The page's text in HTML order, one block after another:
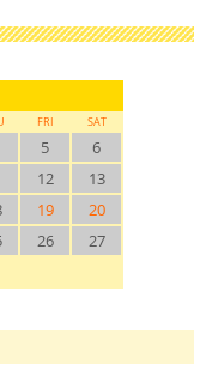
FRI SAT
5
6
12
13
19
20
26
27